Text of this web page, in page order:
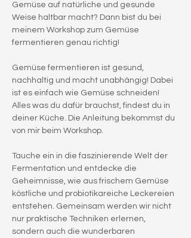
Gemüse auf natürliche und gesunde
Weise haltbar macht? Dann bist du bei
meinem Workshop zum Gemüse
fermentieren genau richtig!
Gemüse fermentieren ist gesund,
nachhaltig und macht unabhängig! Dabei
ist es einfach wie Gemüse schneiden!
Alles was du dafür brauchst, findest du in
deiner Küche. Die Anleitung bekommst du
von mir beim Workshop.
Tauche ein in die faszinierende Welt der
Fermentation und entdecke die
Geheimnisse, wie aus frischem Gemüse
köstliche und probiotikareiche Leckereien
entstehen. Gemeinsam werden wir nicht
nur praktische Techniken erlernen,
sondern auch die wunderbaren